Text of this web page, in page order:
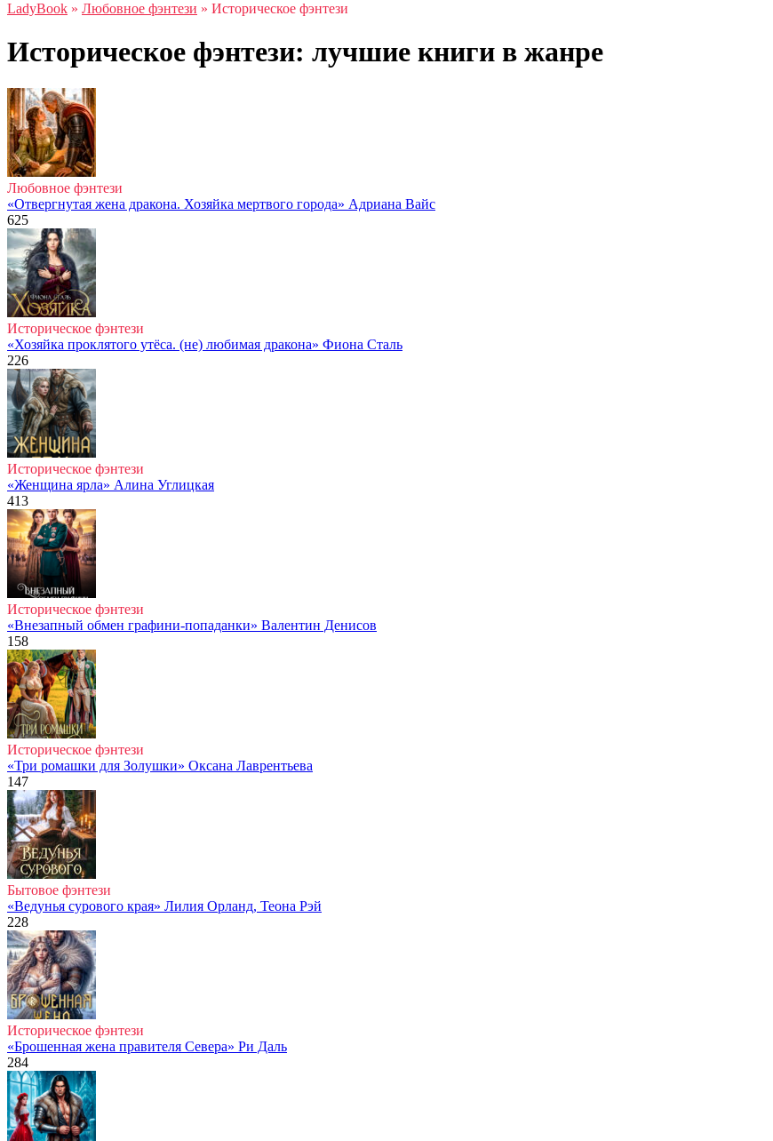
LadyBook » Любовное фэнтези » Историческое фэнтези
Историческое фэнтези: лучшие книги в жанре
Любовное фэнтези
«Отвергнутая жена дракона. Хозяйка мертвого города» Адриана Вайс
625
Историческое фэнтези
«Хозяйка проклятого утёса. (не) любимая дракона» Фиона Сталь
226
Историческое фэнтези
«Женщина ярла» Алина Углицкая
413
Историческое фэнтези
«Внезапный обмен графини-попаданки» Валентин Денисов
158
Историческое фэнтези
«Три ромашки для Золушки» Оксана Лаврентьева
147
Бытовое фэнтези
«Ведунья сурового края» Лилия Орланд, Теона Рэй
228
Историческое фэнтези
«Брошенная жена правителя Севера» Ри Даль
284